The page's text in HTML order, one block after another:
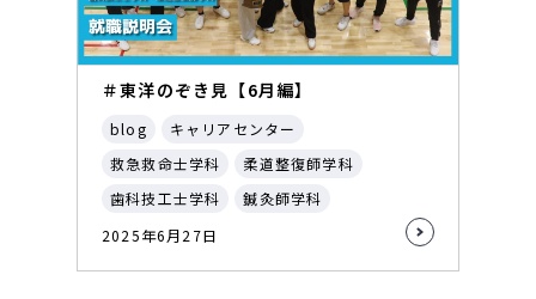
＃東洋のぞき見【6月編】
blog
キャリアセンター
救急救命士学科
柔道整復師学科
歯科技工士学科
鍼灸師学科
2025年6月27日